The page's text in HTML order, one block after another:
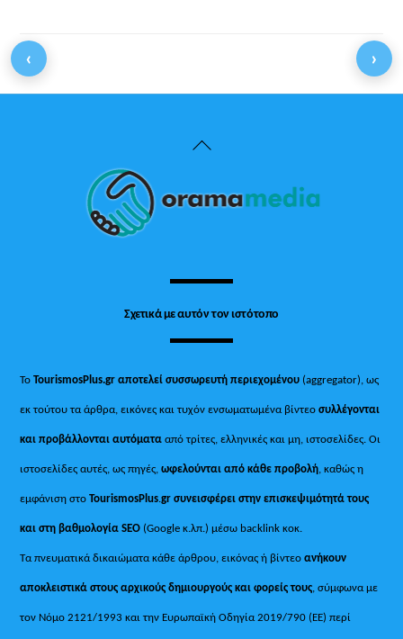
Back
Top
Σχετικά με αυτόν τον ιστότοπο
ΤοTourismosPlus.gr αποτελεί συσσωρευτή περιεχομένου (aggregator), ως
εκ τούτου τα άρθρα, εικόνες και τυχόν ενσωματωμένα βίντεοσυλλέγονται
και προβάλλονται αυτόματααπό τρίτες, ελληνικές και μη, ιστοσελίδες. Οι
ιστοσελίδες αυτές, ως πηγές,ωφελούνται από κάθε προβολή, καθώς η
εμφάνιση στοTourismosPlus.gr συνεισφέρει στην επισκεψιμότητά τους
και στη βαθμολογία SEO (Google κ.λπ.) μέσω backlink κοκ.
Τα πνευματικά δικαιώματα κάθε άρθρου, εικόνας ή βίντεοανήκουν
αποκλειστικά στους αρχικούς δημιουργούς και φορείς τους, σύμφωνα με
τον Νόμο 2121/1993 και την Ευρωπαϊκή Οδηγία 2019/790 (ΕΕ) περί
‹ ›